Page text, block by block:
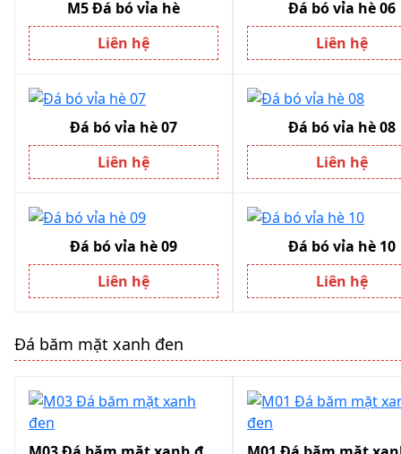
M5 Đá bó vỉa hè
Liên hệ
Đá bó vỉa hè 06
Liên hệ
Đá bó vỉa hè 07
Liên hệ
Đá bó vỉa hè 08
Liên hệ
Đá bó vỉa hè 09
Liên hệ
Đá bó vỉa hè 10
Liên hệ
Đá băm mặt xanh đen